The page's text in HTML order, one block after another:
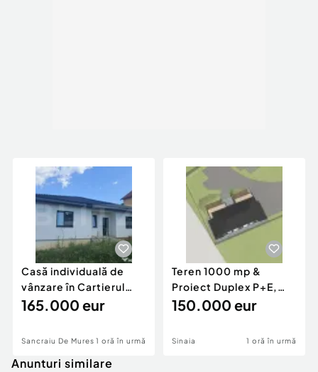
Casă individuală de
vânzare în Cartierul
Răsăritului,
165.000 eur
Sancraiu De Mures 1 oră în urmă
Teren 1000 mp &
Proiect Duplex P+E,
Sinaia - Zamora,
150.000 eur
Sinaia 1 oră în urmă
Anunturi similare